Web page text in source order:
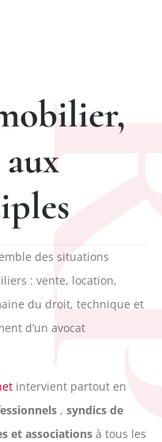
des situations
: vente, location,
du droit, technique et
d’un avocat
intervient partout en
, syndics de
et associations à tous les